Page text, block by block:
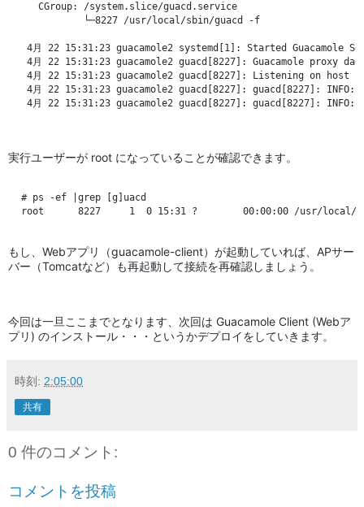
   CGroup: /system.slice/guacd.service
           └─8227 /usr/local/sbin/guacd -f
4月 22 15:31:23 guacamole2 systemd[1]: Started Guacamole
4月 22 15:31:23 guacamole2 guacd[8227]: Guacamole proxy
4月 22 15:31:23 guacamole2 guacd[8227]: Listening on host
4月 22 15:31:23 guacamole2 guacd[8227]: guacd[8227]:
4月 22 15:31:23 guacamole2 guacd[8227]: guacd[8227]:
実行ユーザーが root になっていることが確認できます。
# ps -ef |grep [g]uacd
もし、Webアプリ（guacamole-client）が起動していれば、APサー
バー（Tomcatなど）も再起動して接続を再確認しましょう。
今回は一旦ここまでとなります、次回は Guacamole Client (Webア
プリ) のインストール・・・というかデプロイをしていきます。
時刻: 2:05:00
共有
0 件のコメント:
コメントを投稿